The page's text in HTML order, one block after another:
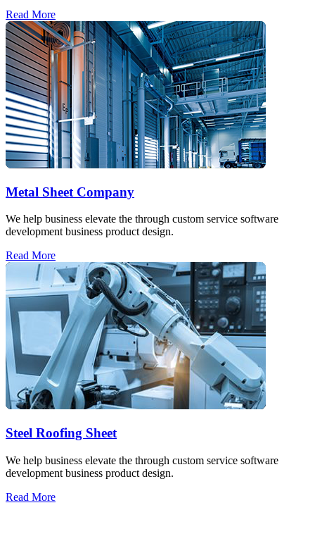
Read More
Metal Sheet Company
We help business elevate the through custom service software
development business product design.
Read More
Steel Roofing Sheet
We help business elevate the through custom service software
development business product design.
Read More